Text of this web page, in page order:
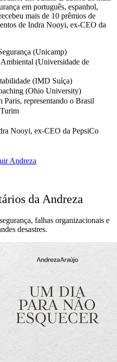
em português, espanhol,
mais de 10 prêmios de
de Indra Nooyi, ex-CEO da
(Unicamp)
(Universidade de
(IMD Suíça)
(Ohio University)
Paris, representando o Brasil
Nooyi, ex-CEO da PepsiCo
Andreza
da Andreza
falhas organizacionais e
desastres.